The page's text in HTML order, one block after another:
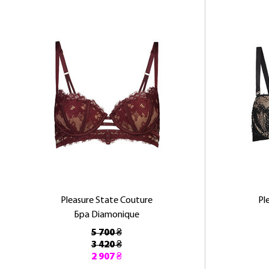
Pleasure State Couture
Бра Diamonique
5 700 ₴
3 420 ₴
2 907 ₴